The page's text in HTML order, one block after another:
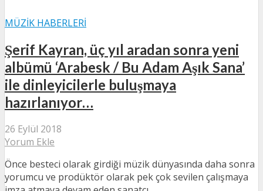
MÜZIK HABERLERI
Şerif Kayran, üç yıl aradan sonra yeni
albümü ‘Arabesk / Bu Adam Aşık Sana’
ile dinleyicilerle buluşmaya
hazırlanıyor…
26 Eylül 2018
Yorum Ekle
Önce besteci olarak girdiği müzik dünyasında daha sonra
yorumcu ve prodüktör olarak pek çok sevilen çalışmaya